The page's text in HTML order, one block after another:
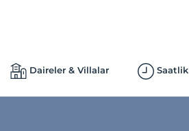
Daireler & Villalar